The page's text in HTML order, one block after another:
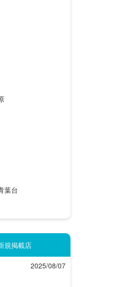
葉台
規掲載店
2025/08/07